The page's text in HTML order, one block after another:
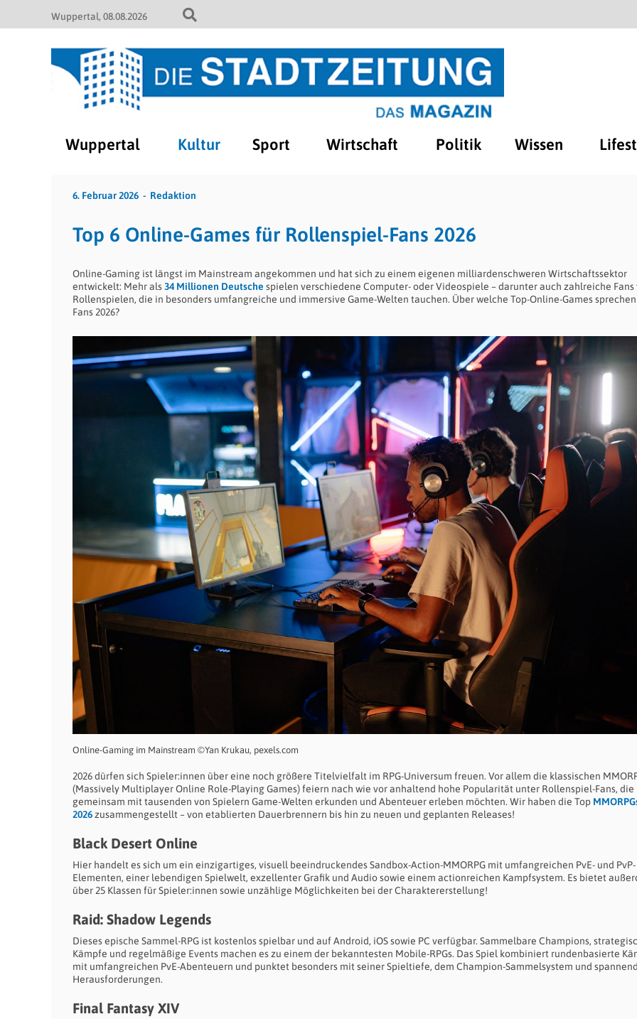
Wuppertal 08.08.2026
Wuppertal Kultur Sport Wirtschaft Politik Wissen
6. Februar 2026 Redaktion
Top 6 Online-Games für Rollenspiel-Fans 2026
Online-Gaming ist längst im Mainstream angekommen und hat sich zu einem eigenen milliardenschweren Wirtschaftssektor
entwickelt: Mehr als34 Millionen Deutsche spielen verschiedene Computer- oder Videospiele – darunter auch zahlreiche Fans
Rollenspielen, die in besonders umfangreiche und immersive Game-Welten tauchen. Über welche Top-Online-Games sprechen
Fans 2026?
Online-Gaming im Mainstream ©Yan Krukau, pexels.com
2026 dürfen sich Spieler:innen über eine noch größere Titelvielfalt im RPG-Universum freuen. Vor allem die klassischen
(Massively Multiplayer Online Role-Playing Games) feiern nach wie vor anhaltend hohe Popularität unter Rollenspiel-Fans, die
gemeinsam mit tausenden von Spielern Game-Welten erkunden und Abenteuer erleben möchten. Wir haben die Top
2026zusammengestellt – von etablierten Dauerbrennern bis hin zu neuen und geplanten Releases!
Black Desert Online
Hier handelt es sich um ein einzigartiges, visuell beeindruckendes Sandbox-Action-MMORPG mit umfangreichen PvE- und PvP-
Elementen, einer lebendigen Spielwelt, exzellenter Grafik und Audio sowie einem actionreichen Kampfsystem. Es bietet
über 25 Klassen für Spieler:innen sowie unzählige Möglichkeiten bei der Charaktererstellung!
Raid: Shadow Legends
Dieses epische Sammel-RPG ist kostenlos spielbar und auf Android, iOS sowie PC verfügbar. Sammelbare Champions,
Kämpfe und regelmäßige Events machen es zu einem der bekanntesten Mobile-RPGs. Das Spiel kombiniert rundenbasierte
mit umfangreichen PvE-Abenteuern und punktet besonders mit seiner Spieltiefe, dem Champion-Sammelsystem und
Herausforderungen.
Final Fantasy XIV